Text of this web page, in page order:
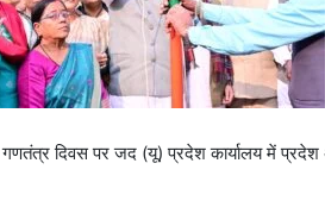
दिवस पर जद (यू) प्रदेश कार्यालय में प्रदेश